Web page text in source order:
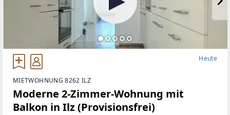
Heute
MIETWOHNUNG 8262 ILZ
Moderne 2-Zimmer-Wohnung mit
Balkon in Ilz (Provisionsfrei)